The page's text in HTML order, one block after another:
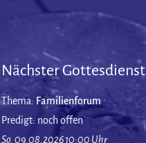
Nächster Gottesdienst
Thema: Familienforum
Predigt: noch offen
So. 09.08.2026 10:00 Uhr